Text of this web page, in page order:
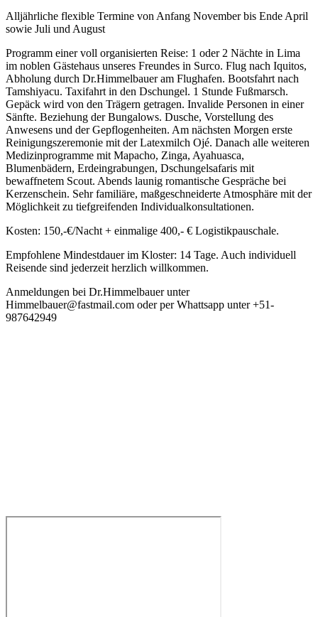
Alljährliche flexible Termine von Anfang November bis Ende April
sowie Juli und August
Programm einer voll organisierten Reise: 1 oder 2 Nächte in Lima
im noblen Gästehaus unseres Freundes in Surco. Flug nach Iquitos,
Abholung durch Dr.Himmelbauer am Flughafen. Bootsfahrt nach
Tamshiyacu. Taxifahrt in den Dschungel. 1 Stunde Fußmarsch.
Gepäck wird von den Trägern getragen. Invalide Personen in einer
Sänfte. Beziehung der Bungalows. Dusche, Vorstellung des
Anwesens und der Gepflogenheiten. Am nächsten Morgen erste
Reinigungszeremonie mit der Latexmilch Ojé. Danach alle weiteren
Medizinprogramme mit Mapacho, Zinga, Ayahuasca,
Blumenbädern, Erdeingrabungen, Dschungelsafaris mit
bewaffnetem Scout. Abends launig romantische Gespräche bei
Kerzenschein. Sehr familiäre, maßgeschneiderte Atmosphäre mit der
Möglichkeit zu tiefgreifenden Individualkonsultationen.
Kosten: 150,-€/Nacht + einmalige 400,- € Logistikpauschale.
Empfohlene Mindestdauer im Kloster: 14 Tage. Auch individuell
Reisende sind jederzeit herzlich willkommen.
Anmeldungen bei Dr.Himmelbauer unter
Himmelbauer@fastmail.com oder per Whattsapp unter +51-
987642949